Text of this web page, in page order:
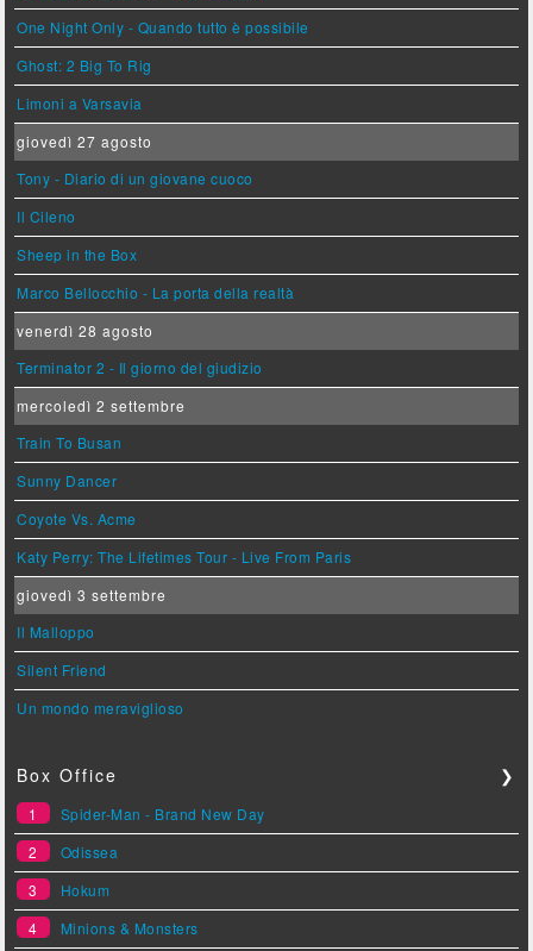
One Night Only - Quando tutto è possibile
Ghost: 2 Big To Rig
Limoni a Varsavia
giovedì 27 agosto
Tony - Diario di un giovane cuoco
Il Cileno
Sheep in the Box
Marco Bellocchio - La porta della realtà
venerdì 28 agosto
Terminator 2 - Il giorno del giudizio
mercoledì 2 settembre
Train To Busan
Sunny Dancer
Coyote Vs. Acme
Katy Perry: The Lifetimes Tour - Live From Paris
giovedì 3 settembre
Il Malloppo
Silent Friend
Un mondo meraviglioso
Box Office ❯
1
Spider-Man - Brand New Day
2
Odissea
3
Hokum
4
Minions & Monsters